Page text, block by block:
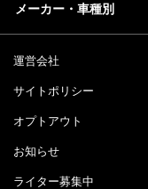
メーカー・車種別
運営会社
サイトポリシー
オプトアウト
お知らせ
ライター募集中